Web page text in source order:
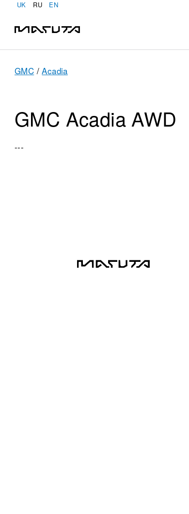
UK RU EN
GMC / Acadia
GMC Acadia AWD
---